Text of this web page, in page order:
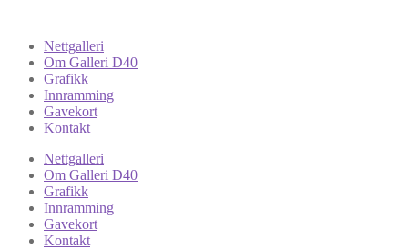
Nettgalleri
Om Galleri D40
Grafikk
Innramming
Gavekort
Kontakt
Nettgalleri
Om Galleri D40
Grafikk
Innramming
Gavekort
Kontakt